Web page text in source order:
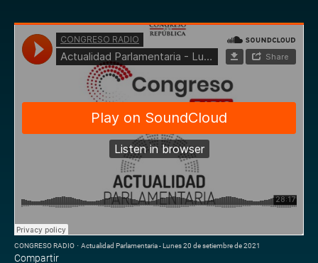
CONGRESO RADIO · Actualidad Parlamentaria - Lunes 20 de setiembre de 2021
Compartir